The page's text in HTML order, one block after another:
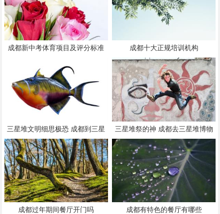
成都新中考体育项目及评分标准 成都十大正规培训机构
三星堆文明细思极恐 成都到三星
堆旅游攻略
三星堆祭的神 成都去三星堆博物
馆有直通车吗
成都过年期间餐厅开门吗 成都有特色的餐厅有哪些